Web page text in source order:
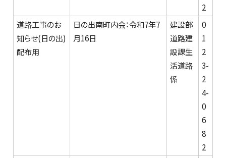
2
道路工事のお
知らせ(日の出)
配布用
日の出南町内会：令和7年7
月16日
建設部
道路建
設課生
活道路
係
0
1
2
3-
2
4-
0
6
8
2